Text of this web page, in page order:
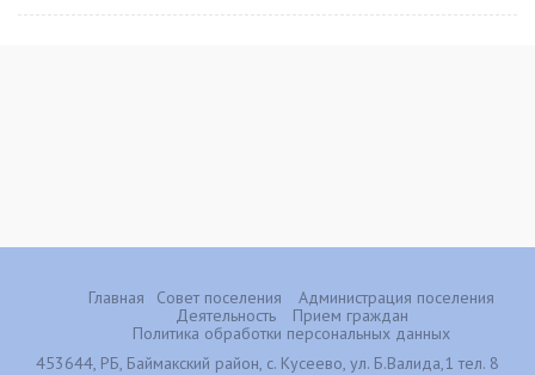
Главная Совет поселения
Администрация поселения
Деятельность
Прием граждан
Политика обработки персональных данных
453644, РБ, Баймакский район, с. Кусеево, ул. Б.Валида,1 тел. 8